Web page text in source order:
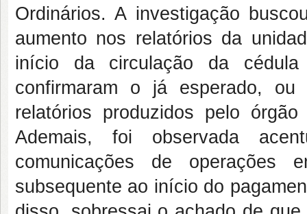
Ordinários. A investigação
aumento nos relatórios da
início da circulação da
confirmaram o já esperado,
relatórios produzidos pelo
Ademais, foi observada
comunicações de
subsequente ao início do